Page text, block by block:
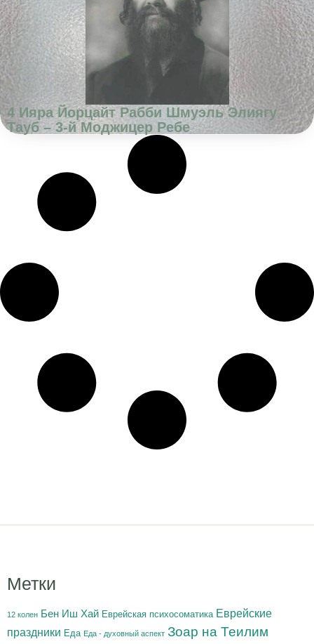
4 Ияра Йорцайт Рабби Шмуэль Элиягу
Тауб – 3-й Моджицер Ребе
Метки
12 колен Бен Иш Хай Еврейская психосоматика Еврейские
праздники Еда Еда - духовный аспект Зоар на Теилим